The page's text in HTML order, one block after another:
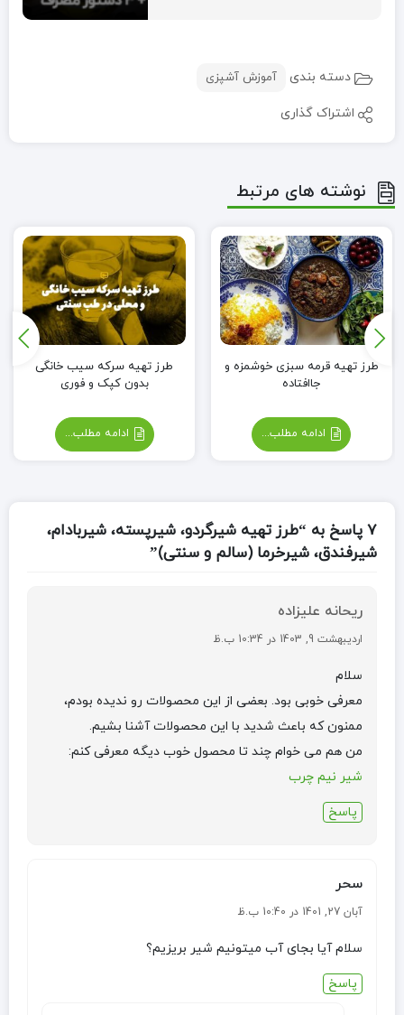
دسته بندی آموزش آشپزی
اشتراک گذاری
نوشته های مرتبط
طرز تهیه قرمه سبزی خوشمزه و
جاافتاده
ادامه مطلب...
طرز تهیه سرکه سیب خانگی
بدون کپک و فوری
ادامه مطلب...
7 پاسخ به “طرز تهیه شیرگردو، شیرپسته، شیربادام،
شیرفندق، شیرخرما (سالم و سنتی)”
ریحانه علیزاده
اردیبهشت 9, 1403 در 10:34 ب.ظ
سلام
معرفی خوبی بود. بعضی از این محصولات رو ندیده بودم،
ممنون که باعث شدید با این محصولات آشنا بشیم.
من هم می خوام چند تا محصول خوب دیگه معرفی کنم:
شیر نیم چرب
پاسخ
سحر
آبان 27, 1401 در 10:40 ب.ظ
سلام آیا بجای آب میتونیم شیر بریزیم؟
پاسخ